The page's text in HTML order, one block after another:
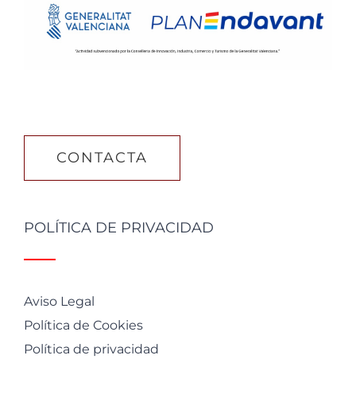
CONTACTA
POLÍTICA DE PRIVACIDAD
Aviso Legal
Política de Cookies
Política de privacidad